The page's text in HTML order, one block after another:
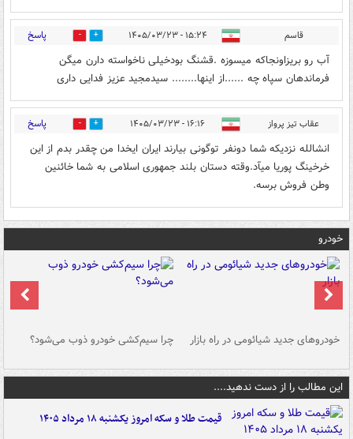
قاسم ۱۵:۲۴ - ۱۴۰۵/۰۳/۲۳ 1 پاسخ
آب رو بریزاونجاکه میسوزه .قشنگ بودخیلی ناخواسته دارن میگن
فرماندهان سپاه چه ......از اینها........ سیدمجید عزیز فدایی داری
عقاب تیز پرواز ۱۶:۱۶ - ۱۴۰۵/۰۳/۲۳ 1 پاسخ
انشالله نزدیکه شما دونفر توگونی بیارند ایران ایخدا من چقدر بدم از این
خرخینگ پوریا میآد.وقته دستان بلند جمهوری اسلامی به شما خائنین
وطن فروش برسه.
خودرو
خودروهای جدید شیائومی در راه بازار چرا سیم‌کشی خودرو ذوب می‌شود؟
این مطالب را از دست ندهید....
قیمت طلا و سکه امروز یکشنبه ۱۸ مرداد ۱۴۰۵